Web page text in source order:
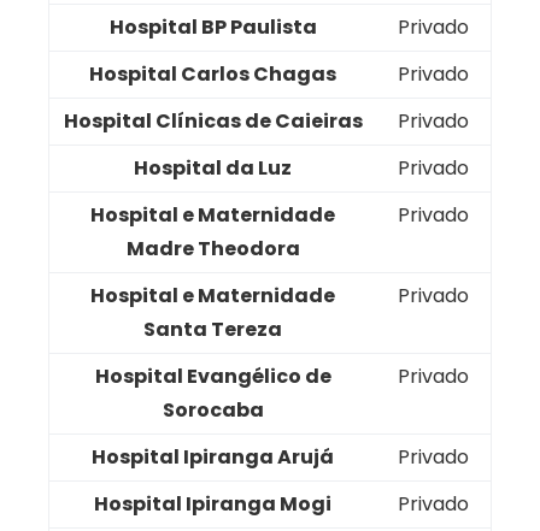
Hospital BP Paulista
Privado
Hospital Carlos Chagas
Privado
Hospital Clínicas de Caieiras
Privado
Hospital da Luz
Privado
Hospital e Maternidade
Madre Theodora
Privado
Hospital e Maternidade
Santa Tereza
Privado
Hospital Evangélico de
Sorocaba
Privado
Hospital Ipiranga Arujá
Privado
Hospital Ipiranga Mogi
Privado